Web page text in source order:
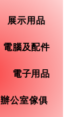
展示用品
電腦及配件
電子用品
辦公室傢俱